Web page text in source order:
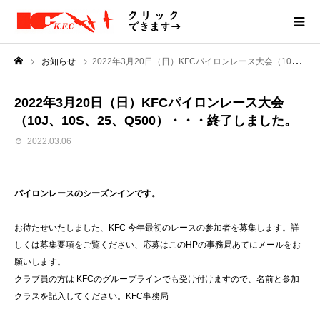
お知らせ 2022年3月20日（日）KFCパイロンレース大会（10J、10S、25、Q500）・・・終了しました。
2022年3月20日（日）KFCパイロンレース大会
（10J、10S、25、Q500）・・・終了しました。
2022.03.06
パイロンレースのシーズンインです。
お待たせいたしました、KFC 今年最初のレースの参加者を募集します。詳
しくは募集要項をご覧ください、応募はこのHPの事務局あてにメールをお
願いします。
クラブ員の方は KFCのグループラインでも受け付けますので、名前と参加
クラスを記入してください。KFC事務局